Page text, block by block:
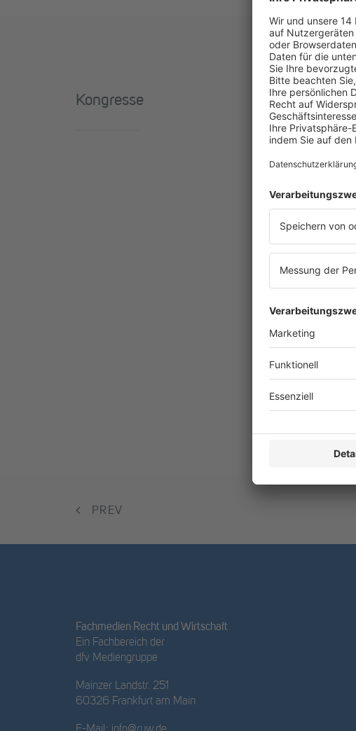
Kongresse
Automotive Law
Veranstaltung
PREV
Fachmedien Recht und Wirtschaft
Ein Fachbereich der
dfv Mediengruppe
Mainzer Landstr. 251
60326 Frankfurt am Main